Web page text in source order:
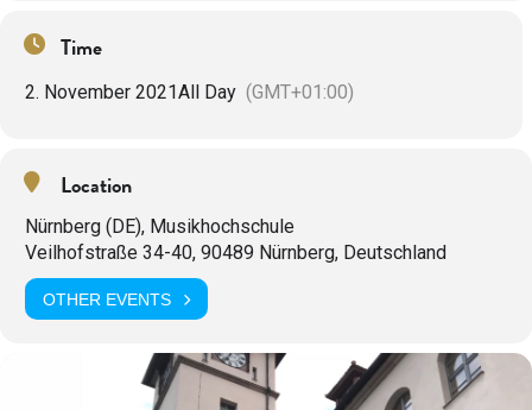
Time
2. November 2021All Day (GMT+01:00)
Location
Nürnberg (DE), Musikhochschule
Veilhofstraße 34-40, 90489 Nürnberg, Deutschland
OTHER EVENTS